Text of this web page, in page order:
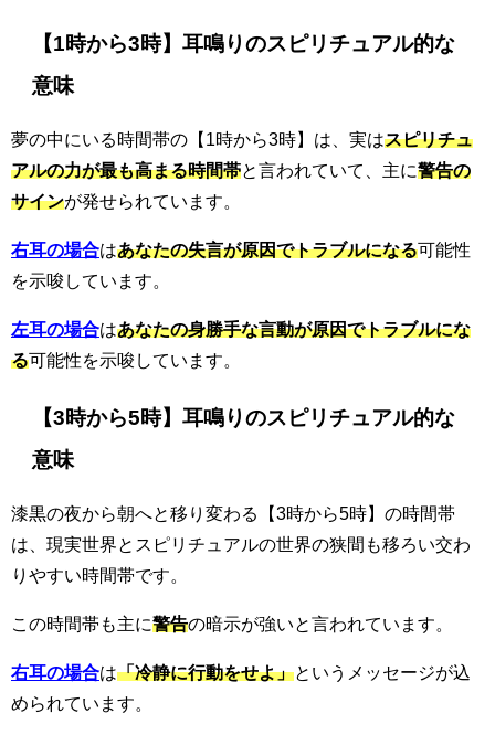
【1時から3時】耳鳴りのスピリチュアル的な
意味
夢の中にいる時間帯の【1時から3時】は、実はスピリチュ
アルの力が最も高まる時間帯と言われていて、主に警告の
サインが発せられています。
右耳の場合はあなたの失言が原因でトラブルになる可能性
を示唆しています。
左耳の場合はあなたの身勝手な言動が原因でトラブルにな
る可能性を示唆しています。
【3時から5時】耳鳴りのスピリチュアル的な
意味
漆黒の夜から朝へと移り変わる【3時から5時】の時間帯
は、現実世界とスピリチュアルの世界の狭間も移ろい交わ
りやすい時間帯です。
この時間帯も主に警告の暗示が強いと言われています。
右耳の場合は「冷静に行動をせよ」というメッセージが込
められています。